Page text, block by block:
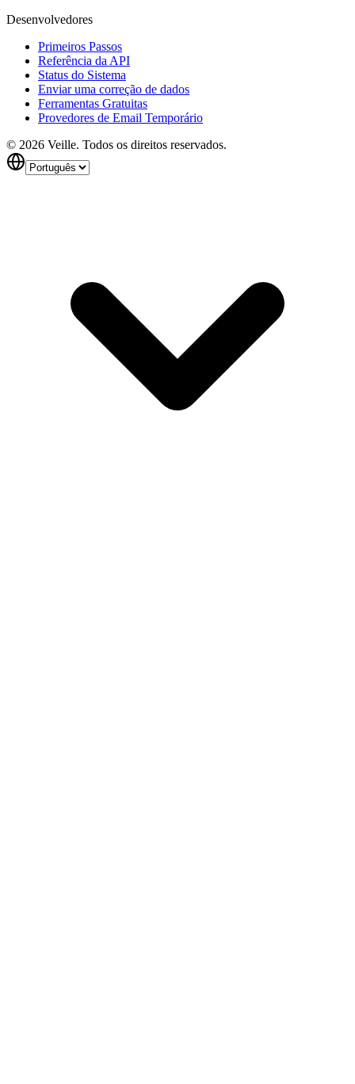
Desenvolvedores
Primeiros Passos
Referência da API
Status do Sistema
Enviar uma correção de dados
Ferramentas Gratuitas
Provedores de Email Temporário
© 2026 Veille. Todos os direitos reservados.